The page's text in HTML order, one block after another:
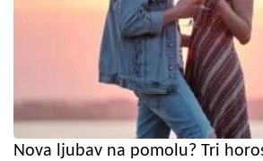
Nova ljubav na pomolu? Tri